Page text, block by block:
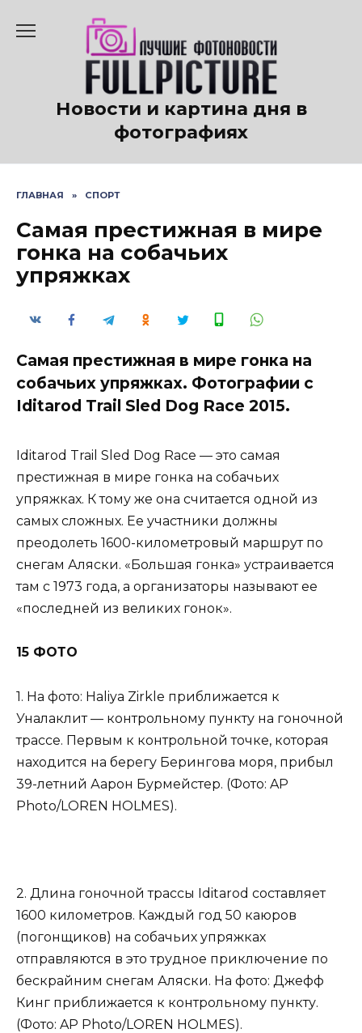
содержанию
Новости и картина дня в
фотографиях
ГЛАВНАЯ » СПОРТ
Самая престижная в мире
гонка на собачьих
упряжках
Самая престижная в мире гонка на
собачьих упряжках. Фотографии с
Iditarod Trail Sled Dog Race 2015.
Iditarod Trail Sled Dog Race — это самая
престижная в мире гонка на собачьих
упряжках. К тому же она считается одной из
самых сложных. Ее участники должны
преодолеть 1600-километровый маршрут по
снегам Аляски. «Большая гонка» устраивается
там с 1973 года, а организаторы называют ее
«последней из великих гонок».
15 ФОТО
1. На фото: Haliya Zirkle приближается к
Уналаклит — контрольному пункту на гоночной
трассе. Первым к контрольной точке, которая
находится на берегу Берингова моря, прибыл
39-летний Аарон Бурмейстер. (Фото: AP
Photo/LOREN HOLMES).
2. Длина гоночной трассы Iditarod составляет
1600 километров. Каждый год 50 каюров
(погонщиков) на собачьих упряжках
отправляются в это трудное приключение по
бескрайним снегам Аляски. На фото: Джефф
Кинг приближается к контрольному пункту.
(Фото: AP Photo/LOREN HOLMES).